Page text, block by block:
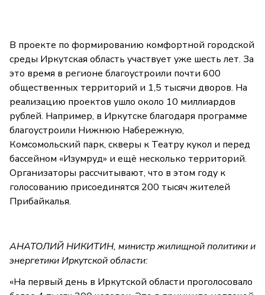
В проекте по формированию комфортной городской
среды Иркутская область участвует уже шесть лет. За
это время в регионе благоустроили почти 600
общественных территорий и 1,5 тысячи дворов. На
реализацию проектов ушло около 10 миллиардов
рублей. Например, в Иркутске благодаря программе
благоустроили Нижнюю Набережную,
Комсомольский парк, скверы к Театру кукол и перед
бассейном «Изумруд» и ещё несколько территорий.
Организаторы рассчитывают, что в этом году к
голосованию присоединятся 200 тысяч жителей
Прибайкалья.
АНАТОЛИЙ НИКИТИН, министр жилищной политики и
энергетики Иркутской области:
«На первый день в Иркутской области проголосовало